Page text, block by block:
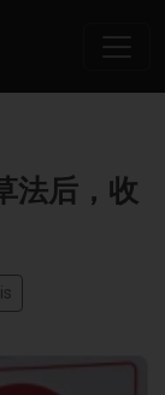
法后，收